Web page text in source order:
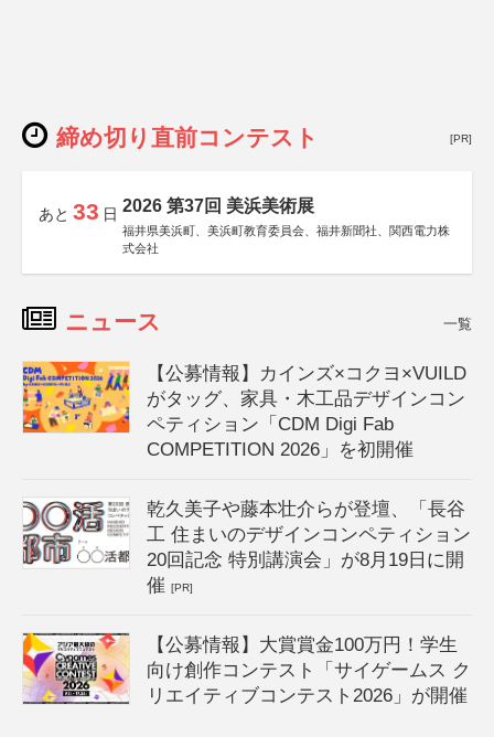
締め切り直前コンテスト [PR]
あと 33 日 2026 第37回 美浜美術展
福井県美浜町、美浜町教育委員会、福井新聞社、関西電力株
式会社
ニュース 一覧
【公募情報】カインズ×コクヨ×VUILD
がタッグ、家具・木工品デザインコン
ペティション「CDM Digi Fab
COMPETITION 2026」を初開催
乾久美子や藤本壮介らが登壇、「長谷
工 住まいのデザインコンペティション
20回記念 特別講演会」が8月19日に開
催[PR]
【公募情報】大賞賞金100万円！学生
向け創作コンテスト「サイゲームス ク
リエイティブコンテスト2026」が開催